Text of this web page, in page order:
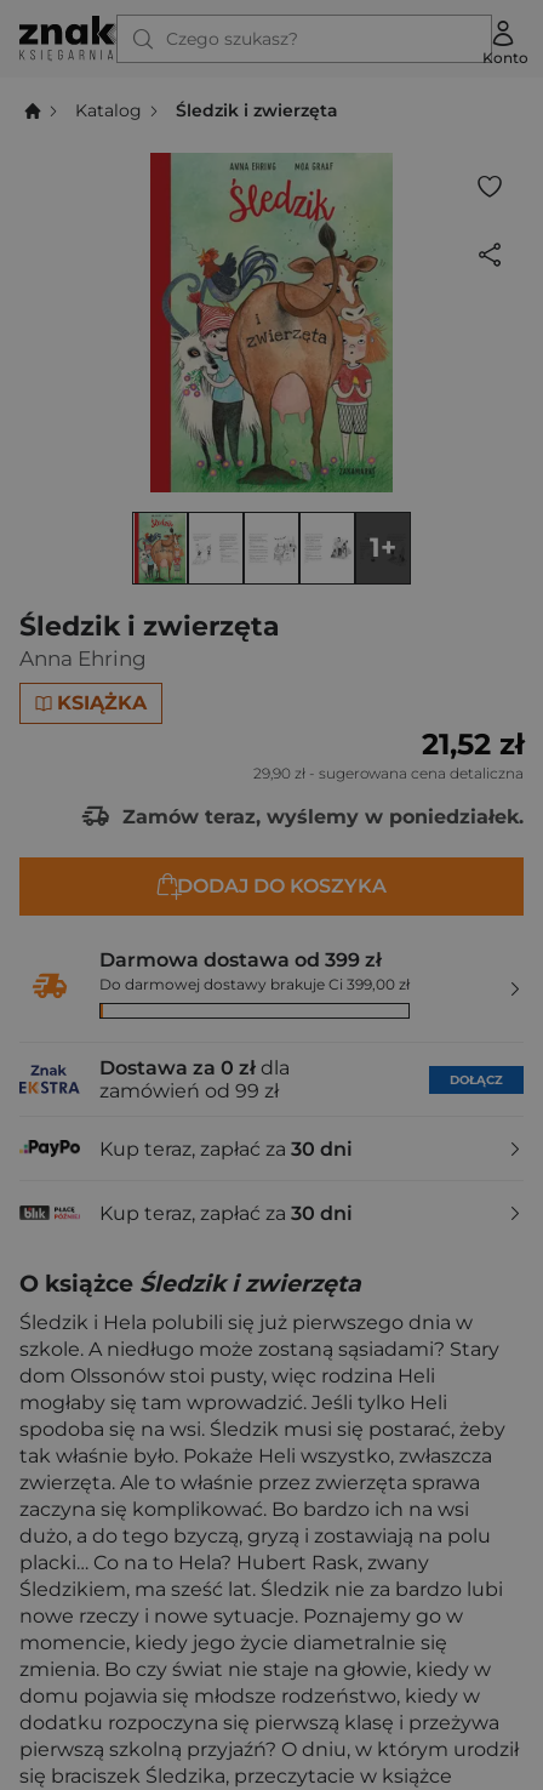
Czego szukasz?
Konto
Katalog Śledzik i zwierzęta
Śledzik i zwierzęta
Anna Ehring
KSIĄŻKA
1+
21,52 zł
29,90 zł - sugerowana cena detaliczna
Zamów teraz, wyślemy w poniedziałek.
DODAJ DO KOSZYKA
Darmowa dostawa od 399 zł
Do darmowej dostawy brakuje Ci 399,00 zł
Dostawa za 0 zł dla
zamówień od 99 zł
DOŁĄCZ
Kup teraz, zapłać za 30 dni
Kup teraz, zapłać za 30 dni
O książce Śledzik i zwierzęta
Śledzik i Hela polubili się już pierwszego dnia w
szkole. A niedługo może zostaną sąsiadami? Stary
dom Olssonów stoi pusty, więc rodzina Heli
mogłaby się tam wprowadzić. Jeśli tylko Heli
spodoba się na wsi. Śledzik musi się postarać, żeby
tak właśnie było. Pokaże Heli wszystko, zwłaszcza
zwierzęta. Ale to właśnie przez zwierzęta sprawa
zaczyna się komplikować. Bo bardzo ich na wsi
dużo, a do tego bzyczą, gryzą i zostawiają na polu
placki… Co na to Hela? Hubert Rask, zwany
Śledzikiem, ma sześć lat. Śledzik nie za bardzo lubi
nowe rzeczy i nowe sytuacje. Poznajemy go w
momencie, kiedy jego życie diametralnie się
zmienia. Bo czy świat nie staje na głowie, kiedy w
domu pojawia się młodsze rodzeństwo, kiedy w
dodatku rozpoczyna się pierwszą klasę i przeżywa
pierwszą szkolną przyjaźń? O dniu, w którym urodził
się braciszek Śledzika, przeczytacie w książce